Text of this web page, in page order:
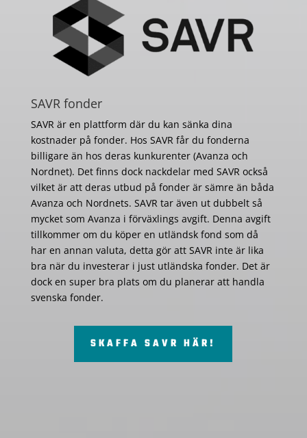
SAVR fonder
SAVR är en plattform där du kan sänka dina
kostnader på fonder. Hos SAVR får du fonderna
billigare än hos deras kunkurenter (Avanza och
Nordnet). Det finns dock nackdelar med SAVR också
vilket är att deras utbud på fonder är sämre än båda
Avanza och Nordnets. SAVR tar även ut dubbelt så
mycket som Avanza i förväxlings avgift. Denna avgift
tillkommer om du köper en utländsk fond som då
har en annan valuta, detta gör att SAVR inte är lika
bra när du investerar i just utländska fonder. Det är
dock en super bra plats om du planerar att handla
svenska fonder.
SKAFFA SAVR HÄR!